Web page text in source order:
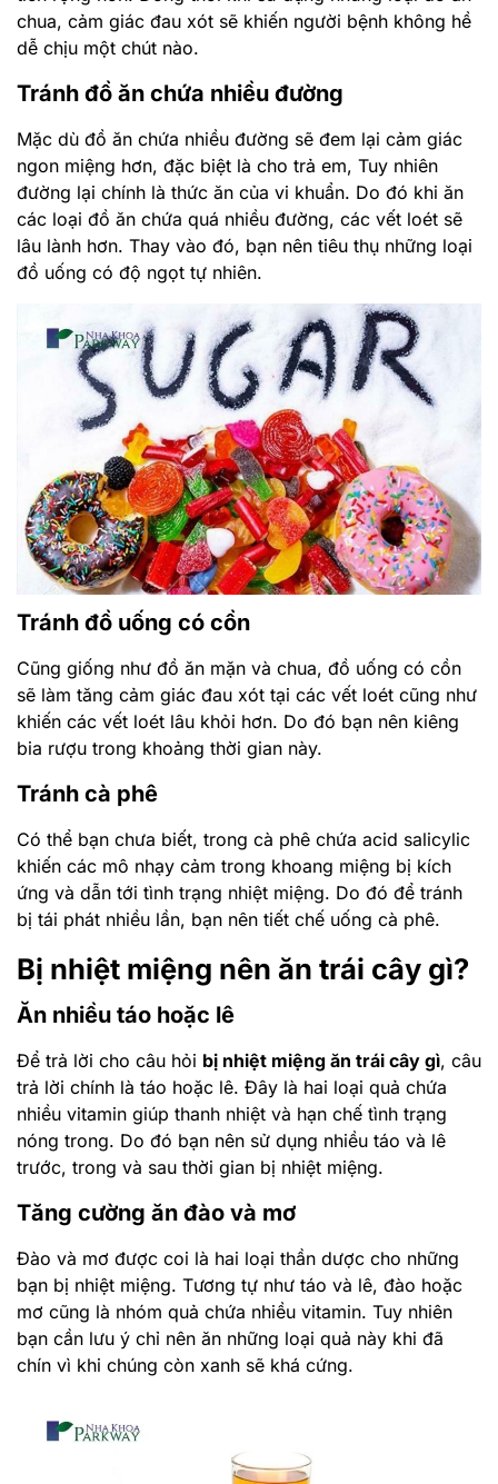
chua, cảm giác đau xót sẽ khiến người bệnh không hề
dễ chịu một chút nào.
Tránh đồ ăn chứa nhiều đường
Mặc dù đồ ăn chứa nhiều đường sẽ đem lại cảm giác
ngon miệng hơn, đặc biệt là cho trả em, Tuy nhiên
đường lại chính là thức ăn của vi khuẩn. Do đó khi ăn
các loại đồ ăn chứa quá nhiều đường, các vết loét sẽ
lâu lành hơn. Thay vào đó, bạn nên tiêu thụ những loại
đồ uống có độ ngọt tự nhiên.
Tránh đồ uống có cồn
Cũng giống như đồ ăn mặn và chua, đồ uống có cồn
sẽ làm tăng cảm giác đau xót tại các vết loét cũng như
khiến các vết loét lâu khỏi hơn. Do đó bạn nên kiêng
bia rượu trong khoảng thời gian này.
Tránh cà phê
Có thể bạn chưa biết, trong cà phê chứa acid salicylic
khiến các mô nhạy cảm trong khoang miệng bị kích
ứng và dẫn tới tình trạng nhiệt miệng. Do đó để tránh
bị tái phát nhiều lần, bạn nên tiết chế uống cà phê.
Bị nhiệt miệng nên ăn trái cây gì?
Ăn nhiều táo hoặc lê
Để trả lời cho câu hỏi bị nhiệt miệng ăn trái cây gì, câu
trả lời chính là táo hoặc lê. Đây là hai loại quả chứa
nhiều vitamin giúp thanh nhiệt và hạn chế tình trạng
nóng trong. Do đó bạn nên sử dụng nhiều táo và lê
trước, trong và sau thời gian bị nhiệt miệng.
Tăng cường ăn đào và mơ
Đào và mơ được coi là hai loại thần dược cho những
bạn bị nhiệt miệng. Tương tự như táo và lê, đào hoặc
mơ cũng là nhóm quả chứa nhiều vitamin. Tuy nhiên
bạn cần lưu ý chỉ nên ăn những loại quả này khi đã
chín vì khi chúng còn xanh sẽ khá cứng.